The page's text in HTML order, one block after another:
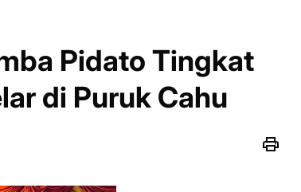
Pidato Tingkat
di Puruk Cahu